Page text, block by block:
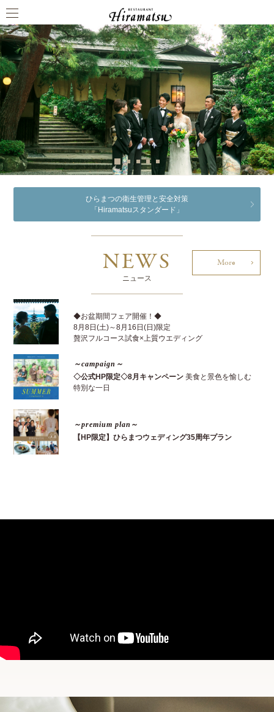
ひらまつの衛生管理と安全対策
「Hiramatsuスタンダード」
NEWS
ニュース
More
◆お盆期間フェア開催！◆
8月8日(土)～8月16日(日)限定
贅沢フルコース試食×上質ウエディング
～campaign～
◇公式HP限定◇8月キャンペーン 美食と景色を愉しむ
特別な一日
～premium plan～
【HP限定】ひらまつウェディング35周年プラン